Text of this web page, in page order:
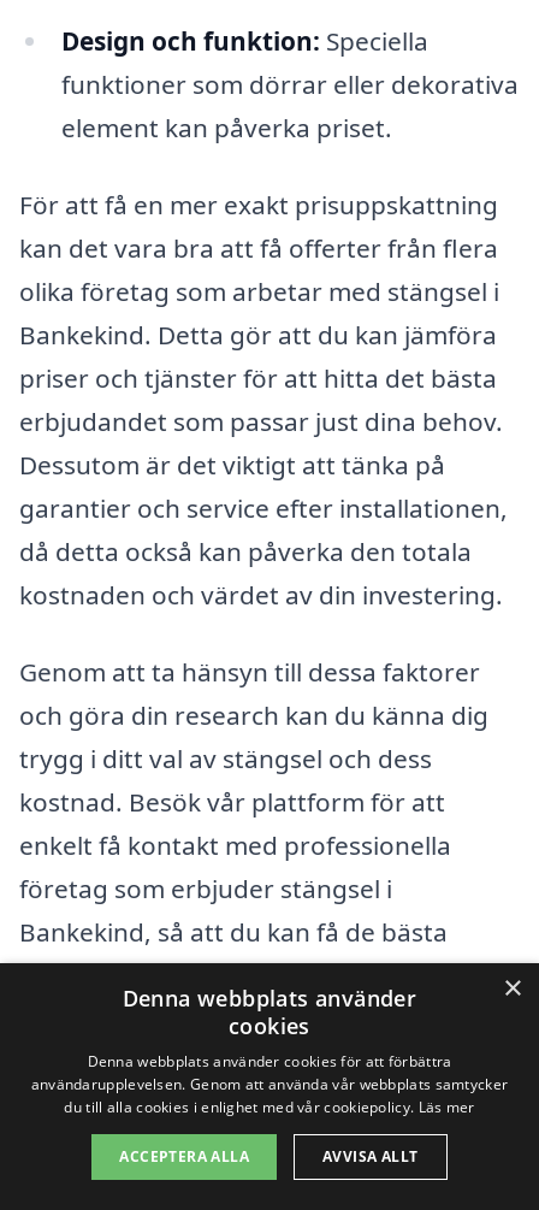
Design och funktion: Speciella
funktioner som dörrar eller dekorativa
element kan påverka priset.
För att få en mer exakt prisuppskattning
kan det vara bra att få offerter från flera
olika företag som arbetar med stängsel i
Bankekind. Detta gör att du kan jämföra
priser och tjänster för att hitta det bästa
erbjudandet som passar just dina behov.
Dessutom är det viktigt att tänka på
garantier och service efter installationen,
då detta också kan påverka den totala
kostnaden och värdet av din investering.
Genom att ta hänsyn till dessa faktorer
och göra din research kan du känna dig
trygg i ditt val av stängsel och dess
kostnad. Besök vår plattform för att
enkelt få kontakt med professionella
företag som erbjuder stängsel i
Bankekind, så att du kan få de bästa
Få 3 erbjudanden, gratis och utan
förpliktelser
×
Denna webbplats använder
cookies
Denna webbplats använder cookies för att förbättra
användarupplevelsen. Genom att använda vår webbplats samtycker
du till alla cookies i enlighet med vår cookiepolicy. Läs mer
ACCEPTERA ALLA AVVISA ALLT